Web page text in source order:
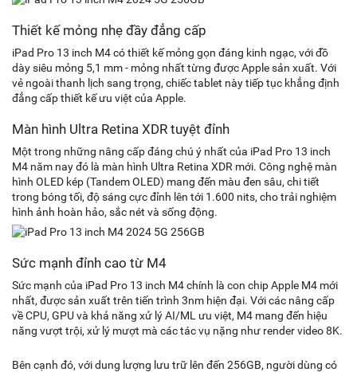
Thiết kế mỏng nhẹ đầy đẳng cấp
iPad Pro 13 inch M4 có thiết kế mỏng gọn đáng kinh ngạc, với đồ
dày siêu mỏng 5,1 mm - mỏng nhất từng được Apple sản xuất. Với
vẻ ngoài thanh lịch sang trọng, chiếc tablet này tiếp tục khẳng định
đẳng cấp thiết kế ưu việt của Apple.
Màn hình Ultra Retina XDR tuyệt đỉnh
Một trong những nâng cấp đáng chú ý nhất của iPad Pro 13 inch
M4 năm nay đó là màn hình Ultra Retina XDR mới. Công nghệ màn
hình OLED kép (Tandem OLED) mang đến màu đen sâu, chi tiết
trong bóng tối, độ sáng cực đỉnh lên tới 1.600 nits, cho trải nghiệm
hình ảnh hoàn hảo, sắc nét và sống động.
Sức mạnh đỉnh cao từ M4
Sức mạnh của iPad Pro 13 inch M4 chính là con chip Apple M4 mới
nhất, được sản xuất trên tiến trình 3nm hiện đại. Với các nâng cấp
về CPU, GPU và khả năng xử lý AI/ML ưu việt, M4 mang đến hiệu
năng vượt trội, xử lý mượt mà các tác vụ nặng như render video 8K.
Bên cạnh đó, với dung lượng lưu trữ lên đến 256GB, người dùng có